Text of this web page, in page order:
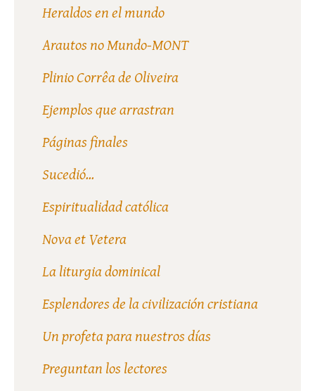
Heraldos en el mundo
Arautos no Mundo-MONT
Plinio Corrêa de Oliveira
Ejemplos que arrastran
Páginas finales
Sucedió...
Espiritualidad católica
Nova et Vetera
La liturgia dominical
Esplendores de la civilización cristiana
Un profeta para nuestros días
Preguntan los lectores